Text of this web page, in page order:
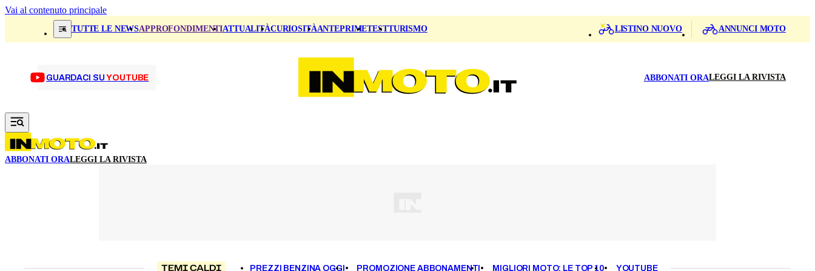
Vai al contenuto principale
TUTTE LE NEWSAPPROFONDIMENTIATTUALITÀCURIOSITÀANTEPRIMETESTTURISMO LISTINO NUOVO ANNUNCI MOTO
GUARDACI SUYOUTUBE ABBONATI ORALEGGI LA RIVISTA
ABBONATI ORALEGGI LA RIVISTA
TEMI CALDI PREZZI BENZINA OGGI PROMOZIONE ABBONAMENTI MIGLIORI MOTO: LE TOP 10 YOUTUBE